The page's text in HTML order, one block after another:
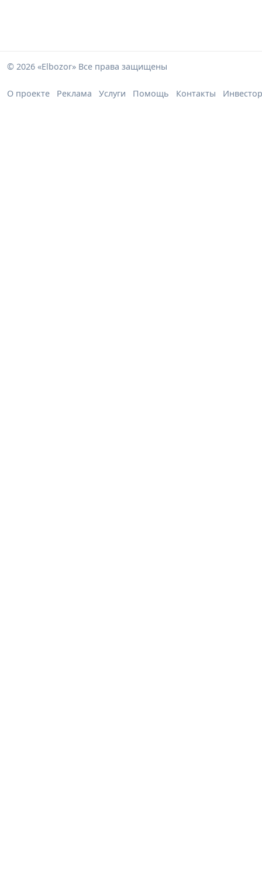
© 2026 «Elbozor» Все права защищены
О проекте Реклама Услуги Помощь Контакты